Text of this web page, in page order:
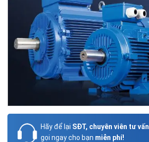
Hãy để lại SĐT, chuyên viên tư vấn
gọi ngay cho bạn miễn phí!